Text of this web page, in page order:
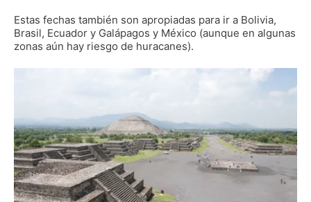
Estas fechas también son apropiadas para ir a Bolivia,
Brasil, Ecuador y Galápagos y México (aunque en algunas
zonas aún hay riesgo de huracanes).